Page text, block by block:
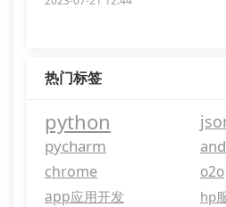
热门标签
python
pycharm
chrome
o2o
app应用开发
hp